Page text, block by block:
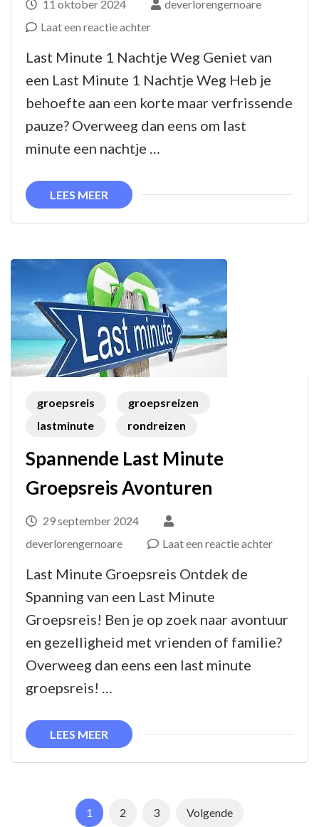
11 oktober 2024
deverlorengernoare
Laat een reactie achterop
de
Dagelijkse
Sleut
met
een
Trip!
Last Minute 1 Nachtje Weg Geniet van
een Last Minute 1 Nachtje Weg Heb je
behoefte aan een korte maar verfrissende
pauze? Overweeg dan eens om last
minute een nachtje …
LEES MEER
groepsreis
groepsreizen
lastminute
rondreizen
Spannende Last Minute
Groepsreis Avonturen
29 september 2024
deverlorengernoare
Laat een reactie achterop
Last Minute Groepsreis Ontdek de
Spanning van een Last Minute
Groepsreis! Ben je op zoek naar avontuur
en gezelligheid met vrienden of familie?
Overweeg dan eens een last minute
groepsreis! …
LEES MEER
Berichtnavigatie
Pagina
1 Pagina
2 Pagina
3 Volgende